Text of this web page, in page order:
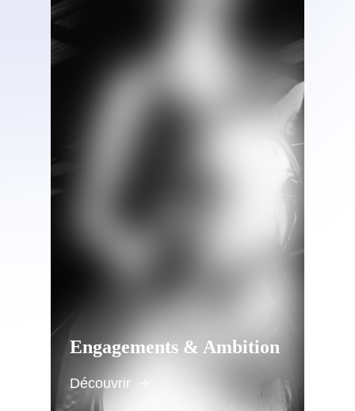
Engagements & Ambition
Découvrir